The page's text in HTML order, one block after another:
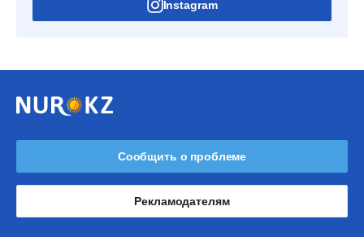
Instagram
Сообщить о проблеме
Рекламодателям